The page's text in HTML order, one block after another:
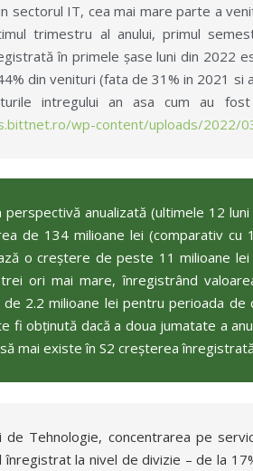
sectorul IT, cea mai mare parte a
trimestru al anului, primul
în primele șase luni din 2022
din venituri (fata de 31% in 2021 si
intregului an asa cum au
wp-content/uploads/2022/
perspectivă anualizată (ultimele 12
de 134 milioane lei (comparativ
o creștere de peste 11 milioane
ori mai mare, înregistrând
de 2.2 milioane lei pentru perioada
fi obținută dacă a doua jumatate a
mai existe în S2 creșterea
de Tehnologie, concentrarea pe
la nivel de divizie – de la